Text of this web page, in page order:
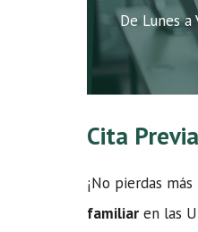
De Lunes a
Cita
¡No pierdas
familiar en las